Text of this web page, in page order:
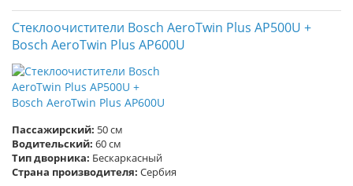
Стеклоочистители Bosch AeroTwin Plus AP500U +
Bosch AeroTwin Plus AP600U
Пассажирский: 50 см
Водительский: 60 см
Тип дворника: Бескаркасный
Страна производителя: Сербия